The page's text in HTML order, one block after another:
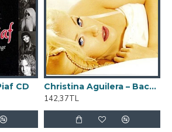
CD
Christina Aguilera – Back To Basics (Deluxe) CD
142,37TL